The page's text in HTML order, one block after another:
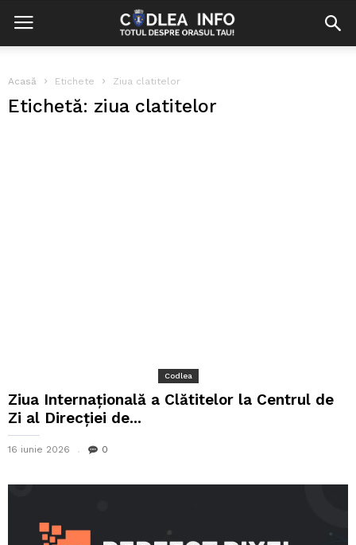
Acasă Etichete Ziua clatitelor
Etichetă: ziua clatitelor
Codlea
Ziua Internațională a Clătitelor la Centrul de
Zi al Direcției de...
16 iunie 2026 0